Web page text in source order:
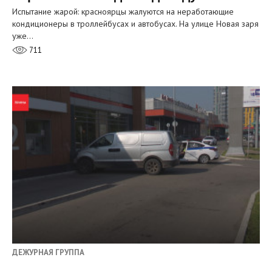
Испытание жарой: красноярцы жалуются на неработающие
кондиционеры в троллейбусах и автобусах. На улице Новая заря
уже…
711
ДЕЖУРНАЯ ГРУППА